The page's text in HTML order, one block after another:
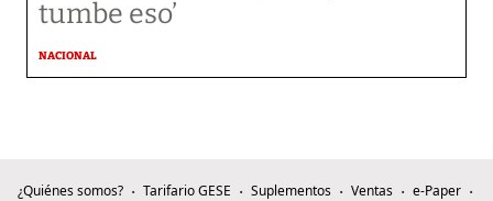
tumbe eso’
NACIONAL
¿Quiénes somos? Tarifario GESE Suplementos Ventas
e-Paper